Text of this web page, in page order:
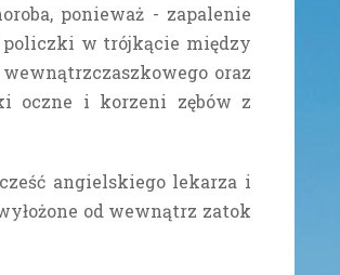
ponieważ - zapalenie
policzki w trójkącie między
oraz
oczne i korzeni zębów z
angielskiego lekarza i
od wewnątrz zatok